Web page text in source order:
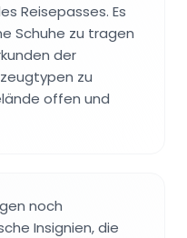
Reisepasses. Es
Schuhe zu tragen
der
zu
offen und
noch
Insignien, die